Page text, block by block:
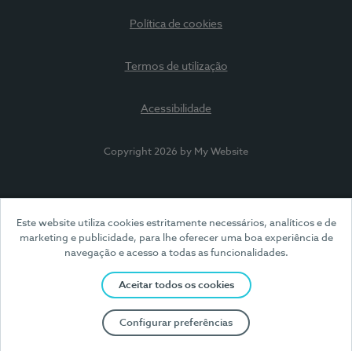
Este website utiliza cookies estritamente necessários, analíticos e de
marketing e publicidade, para lhe oferecer uma boa experiência de
navegação e acesso a todas as funcionalidades.
Aceitar todos os cookies
Configurar preferências
Política de cookies
Termos de utilização
Acessibilidade
Copyright 2026 by My Website